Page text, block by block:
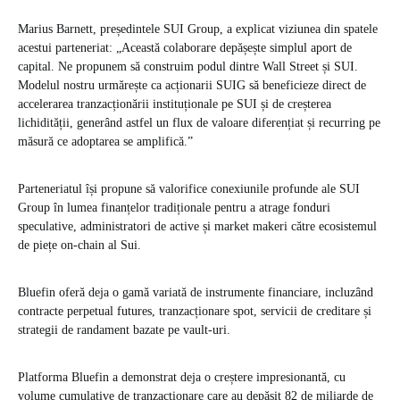
Marius Barnett, președintele SUI Group, a explicat viziunea din spatele
acestui parteneriat: „Această colaborare depășește simplul aport de
capital. Ne propunem să construim podul dintre Wall Street și SUI.
Modelul nostru urmărește ca acționarii SUIG să beneficieze direct de
accelerarea tranzacționării instituționale pe SUI și de creșterea
lichidității, generând astfel un flux de valoare diferențiat și recurring pe
măsură ce adoptarea se amplifică.”
Parteneriatul își propune să valorifice conexiunile profunde ale SUI
Group în lumea finanțelor tradiționale pentru a atrage fonduri
speculative, administratori de active și market makeri către ecosistemul
de piețe on-chain al Sui.
Bluefin oferă deja o gamă variată de instrumente financiare, incluzând
contracte perpetual futures, tranzacționare spot, servicii de creditare și
strategii de randament bazate pe vault-uri.
Platforma Bluefin a demonstrat deja o creștere impresionantă, cu
volume cumulative de tranzacționare care au depășit 82 de miliarde de